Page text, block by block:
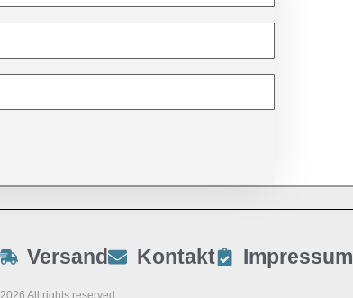
Versand Kontakt Impressum